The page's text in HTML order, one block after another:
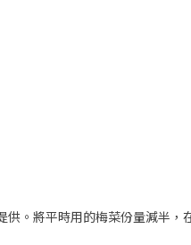
。將平時用的梅菜份量減半